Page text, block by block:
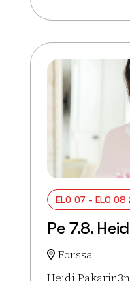
Lue lisää
ELO 07 - ELO
Pe 7.8.
Forssa
Heidi